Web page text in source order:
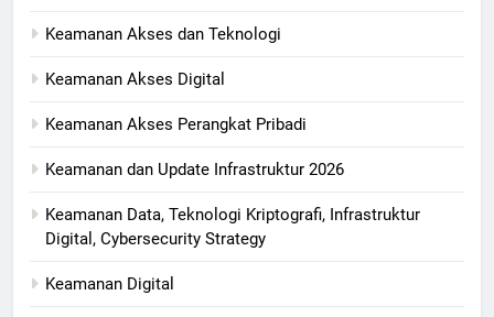
Keamanan Akses dan Teknologi
Keamanan Akses Digital
Keamanan Akses Perangkat Pribadi
Keamanan dan Update Infrastruktur 2026
Keamanan Data, Teknologi Kriptografi, Infrastruktur
Digital, Cybersecurity Strategy
Keamanan Digital